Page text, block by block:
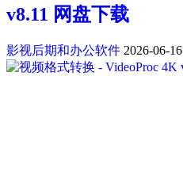
v8.11 网盘下载
影视后期和办公软件 2026-06-16